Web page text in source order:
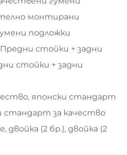
монтирани
подложки
стойки + задни
стойки + задни
японски стандарт
стандарт за качество
двойка (2 бр.), двойка (2